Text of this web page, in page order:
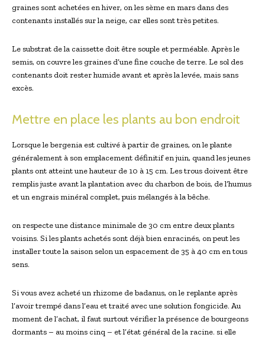
graines sont achetées ‍en hiver, on les sème en mars dans des
contenants installés sur la neige, car elles sont très petites.
Le substrat de la ⁤caissette doit être souple ‌et perméable. Après le
semis, on couvre les graines d’une fine couche ​de terre. Le sol des
contenants doit rester humide avant et après la levée, mais sans
excès.
Mettre en place les plants au bon endroit
Lorsque le bergenia est cultivé à partir de graines, on le plante
généralement à son⁤ emplacement définitif en juin,⁣ quand les jeunes
plants ont atteint une hauteur ⁢de 10 à 15 cm. Les trous doivent être
remplis juste‍ avant‌ la plantation avec du charbon de bois, de l’humus
et un engrais minéral complet, puis mélangés à la ‌bêche.
on respecte une distance minimale de 30 cm entre deux plants
voisins. Si les plants achetés sont déjà bien enracinés, on peut les
installer ⁣toute la saison selon un espacement de 35 à 40 cm en tous
sens.
Si vous avez acheté un rhizome de‌ badanus, on le replante après
l’avoir ‍trempé dans l’eau et traité avec une solution fongicide. Au
moment de ⁢l’achat, il faut surtout ​vérifier la présence de bourgeons
‍dormants – au moins cinq – et l’état général de la racine. si elle